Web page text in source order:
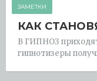
ЗАМЕТКИ
КАК
В ГИПНОЗ
гипнотизеры